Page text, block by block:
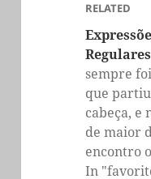
RELATED
sempre
que
cabeça, e
de maior
encontro
e velho
In